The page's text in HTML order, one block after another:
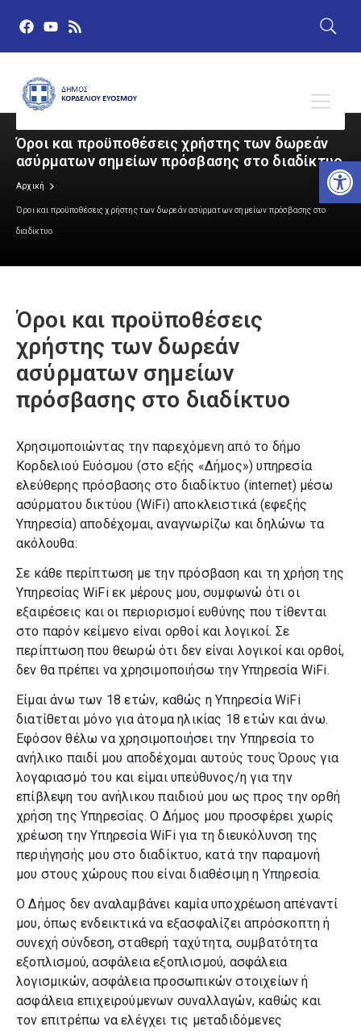
Όροι και προϋποθέσεις χρήστης των δωρεάν
ασύρματων σημείων πρόσβασης στο διαδίκτυο
Αρχική
Όροι και προϋποθέσεις χρήστης των δωρεάν ασύρματων σημείων πρόσβασης στο
διαδίκτυο
Όροι και προϋποθέσεις
χρήστης των δωρεάν
ασύρματων σημείων
πρόσβασης στο διαδίκτυο
Χρησιμοποιώντας την παρεχόμενη από το δήμο
Κορδελιού Ευόσμου (στο εξής «Δήμος») υπηρεσία
ελεύθερης πρόσβασης στο διαδίκτυο (internet) μέσω
ασύρματου δικτύου (WiFi) αποκλειστικά (εφεξής
Υπηρεσία) αποδέχομαι, αναγνωρίζω και δηλώνω τα
ακόλουθα:
Σε κάθε περίπτωση με την πρόσβαση και τη χρήση της
Υπηρεσίας WiFi εκ μέρους μου, συμφωνώ ότι οι
εξαιρέσεις και οι περιορισμοί ευθύνης που τίθενται
στο παρόν κείμενο είναι ορθοί και λογικοί. Σε
περίπτωση που θεωρώ ότι δεν είναι λογικοί και ορθοί,
δεν θα πρέπει να χρησιμοποιήσω την Υπηρεσία WiFi.
Είμαι άνω των 18 ετών, καθώς η Υπηρεσία WiFi
διατίθεται μόνο για άτομα ηλικίας 18 ετών και άνω.
Εφόσον θέλω να χρησιμοποιήσει την Υπηρεσία το
ανήλικο παιδί μου αποδέχομαι αυτούς τους Όρους για
λογαριασμό του και είμαι υπεύθυνος/η για την
επίβλεψη του ανήλικου παιδιού μου ως προς την ορθή
χρήση της Υπηρεσίας. Ο Δήμος μου προσφέρει χωρίς
χρέωση την Υπηρεσία WiFi για τη διευκόλυνση της
περιήγησής μου στο διαδίκτυο, κατά την παραμονή
μου στους χώρους που είναι διαθέσιμη η Υπηρεσία.
Ο Δήμος δεν αναλαμβάνει καμία υποχρέωση απέναντί
μου, όπως ενδεικτικά να εξασφαλίζει απρόσκοπτη ή
συνεχή σύνδεση, σταθερή ταχύτητα, συμβατότητα
εξοπλισμού, ασφάλεια εξοπλισμού, ασφάλεια
λογισμικών, ασφάλεια προσωπικών στοιχείων ή
ασφάλεια επιχειρούμενων συναλλαγών, καθώς και
τον επιτρέπω να ελέγχει τις μεταδιδόμενες
Δημόσια Διαβούλευση
Ευρωεκλογές 9 Ιουνίου 2024
Δελτία Τύπου
Δράσεις
Ανά θέμα
Βιβλιοθήκη Ελευθερίου
Κορδελιού
Βιβλιοθήκη Ευόσμου
Δ.Κ. Ελευθερίου Κορδελιού
Δ.Κ. Ευόσμου
Δημοτική Αστυνομία
Δημοτικοί Κινηματογράφοι
Εξωστρέφεια
ΚΑΠΗ
Καταστήματα Υγειονομικού
Ενδιαφέροντος
Κέντρο Κοινωνικής Στήριξης
Κέντρο Κοινότητας